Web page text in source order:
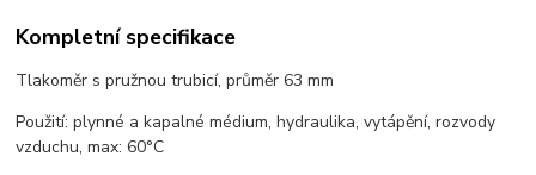
Kompletní specifikace
Tlakoměr s pružnou trubicí, průměr 63 mm
Použití: plynné a kapalné médium, hydraulika, vytápění, rozvody
vzduchu, max: 60°C